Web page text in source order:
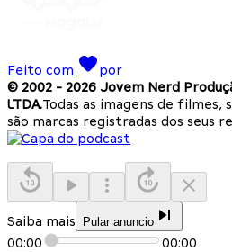
Feito com
por
© 2002 - 2026 Jovem Nerd
LTDA.Todas as imagens de filmes,
são marcas registradas dos seus
Saiba mais Pular anuncio
00:00 00:00